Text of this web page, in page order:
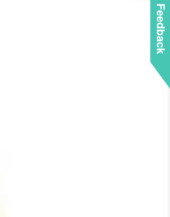
Feedback